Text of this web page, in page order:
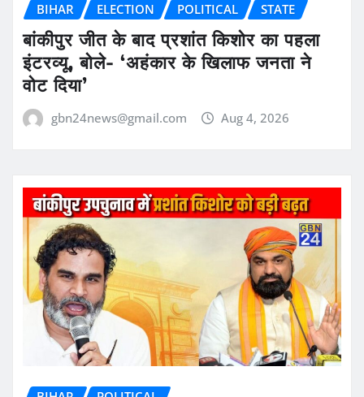
BIHAR ELECTION POLITICAL STATE
बांकीपुर जीत के बाद प्रशांत किशोर का पहला
इंटरव्यू, बोले- ‘अहंकार के खिलाफ जनता ने
वोट दिया’
gbn24news@gmail.com Aug 4, 2026